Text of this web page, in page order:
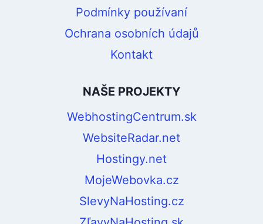
Podmínky používaní
Ochrana osobních údajů
Kontakt
NAŠE PROJEKTY
WebhostingCentrum.sk
WebsiteRadar.net
Hostingy.net
MojeWebovka.cz
SlevyNaHosting.cz